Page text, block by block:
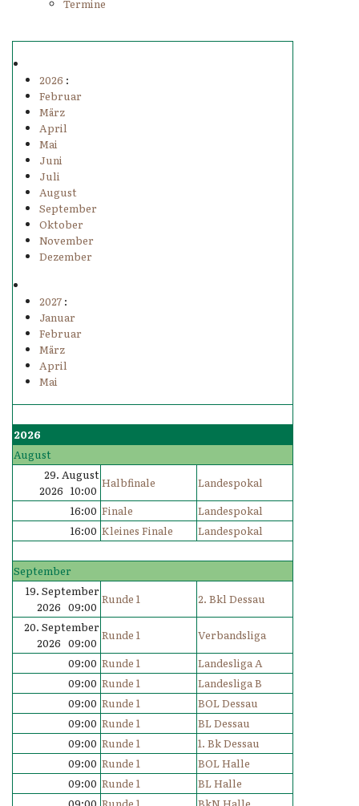
Termine
2026 :
Februar
März
April
Mai
Juni
Juli
August
September
Oktober
November
Dezember
2027 :
Januar
Februar
März
April
Mai
2026
August
29. August
2026 10:00
Halbfinale
Landespokal
16:00 Finale
Landespokal
16:00 Kleines Finale Landespokal
September
19. September
2026 09:00
Runde 1
2. Bkl Dessau
20. September
2026 09:00
Runde 1
Verbandsliga
09:00 Runde 1
Landesliga A
09:00 Runde 1
Landesliga B
09:00 Runde 1
BOL Dessau
09:00 Runde 1
BL Dessau
09:00 Runde 1
1. Bk Dessau
09:00 Runde 1
BOL Halle
09:00 Runde 1
BL Halle